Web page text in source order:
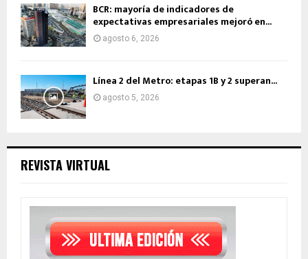
BCR: mayoría de indicadores de
expectativas empresariales mejoró en...
agosto 6, 2026
Línea 2 del Metro: etapas 1B y 2 superan...
agosto 5, 2026
REVISTA VIRTUAL